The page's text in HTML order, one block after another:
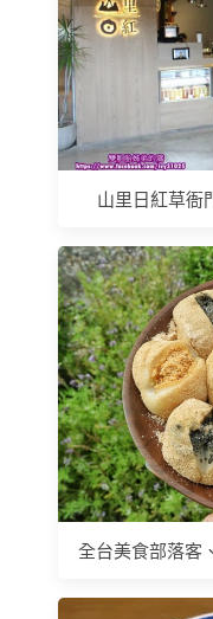
山里日紅草衙
全台美食部落客